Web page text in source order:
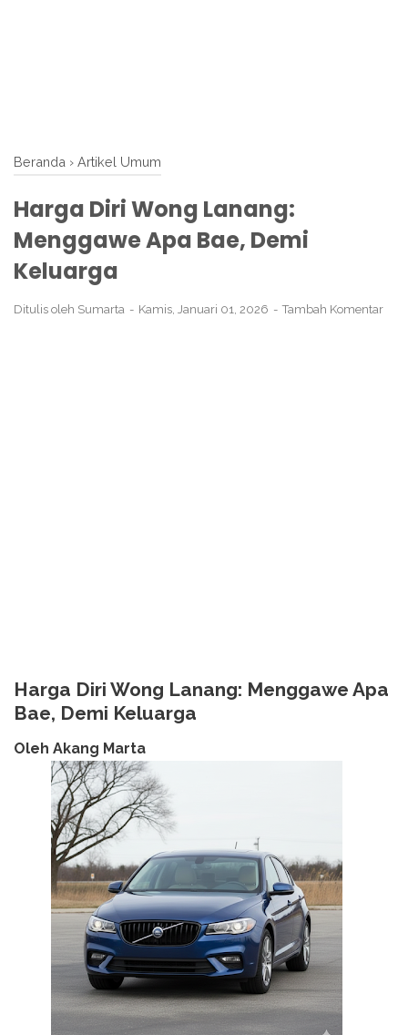
Beranda › Artikel Umum
Harga Diri Wong Lanang:
Menggawe Apa Bae, Demi
Keluarga
Ditulis oleh Sumarta Kamis, Januari 01, 2026 Tambah Komentar
Harga Diri Wong Lanang: Menggawe Apa
Bae, Demi Keluarga
Oleh Akang Marta